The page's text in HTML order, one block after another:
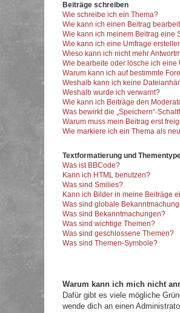
Beiträge schreiben
Wie schreibe ich ein Thema?
Wie kann ich einen Beitrag
Wie kann ich meinem Beitrag eine
Wie kann ich eine Umfrage
Wieso kann ich nicht mehr
Wie bearbeite oder lösche ich eine
Warum kann ich auf bestimmte
Weshalb kann ich keine
Weshalb wurde ich verwarnt?
Wie kann ich Beiträge den
Was bewirkt die „Speichern“-
Warum muss mein Beitrag erst
Wie markiere ich ein Thema als
Textformatierung und
Was ist BBCode?
Kann ich HTML benutzen?
Was sind Smilies?
Kann ich Bilder in meine Beiträge
Was sind globale
Was sind Bekanntmachungen?
Was sind wichtige Themen?
Was sind geschlossene Themen?
Was sind Themen-Symbole?
Warum kann ich mich nicht
Dafür gibt es viele mögliche
wende dich an einen